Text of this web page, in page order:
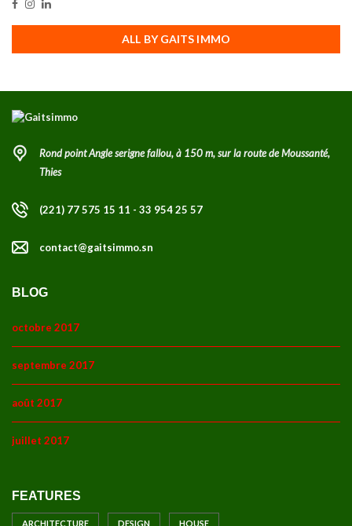
ALL BY GAITS IMMO
Rond point Angle serigne fallou, à 150 m, sur la route de Moussanté,
Thies
(221) 77 575 15 11 - 33 954 25 57
contact@gaitsimmo.sn
BLOG
octobre 2017
septembre 2017
août 2017
juillet 2017
FEATURES
ARCHITECTURE DESIGN HOUSE